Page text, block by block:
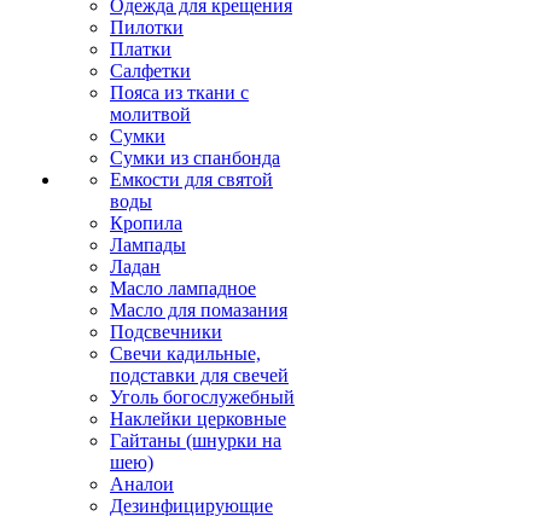
Одежда для крещения
Пилотки
Платки
Салфетки
Пояса из ткани с
молитвой
Сумки
Сумки из спанбонда
Емкости для святой
воды
Кропила
Лампады
Ладан
Масло лампадное
Масло для помазания
Подсвечники
Свечи кадильные,
подставки для свечей
Уголь богослужебный
Наклейки церковные
Гайтаны (шнурки на
шею)
Аналои
Дезинфицирующие